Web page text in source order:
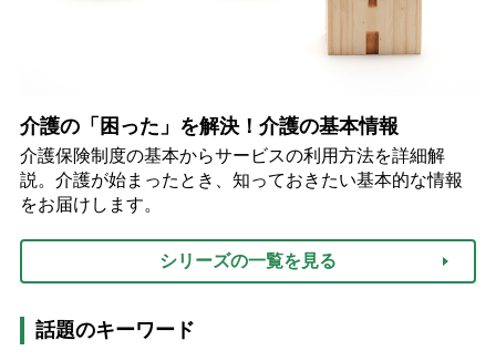
介護の「困った」を解決！介護の基本情報
介護保険制度の基本からサービスの利用方法を詳細解
説。介護が始まったとき、知っておきたい基本的な情報
をお届けします。
シリーズの一覧を見る
話題のキーワード